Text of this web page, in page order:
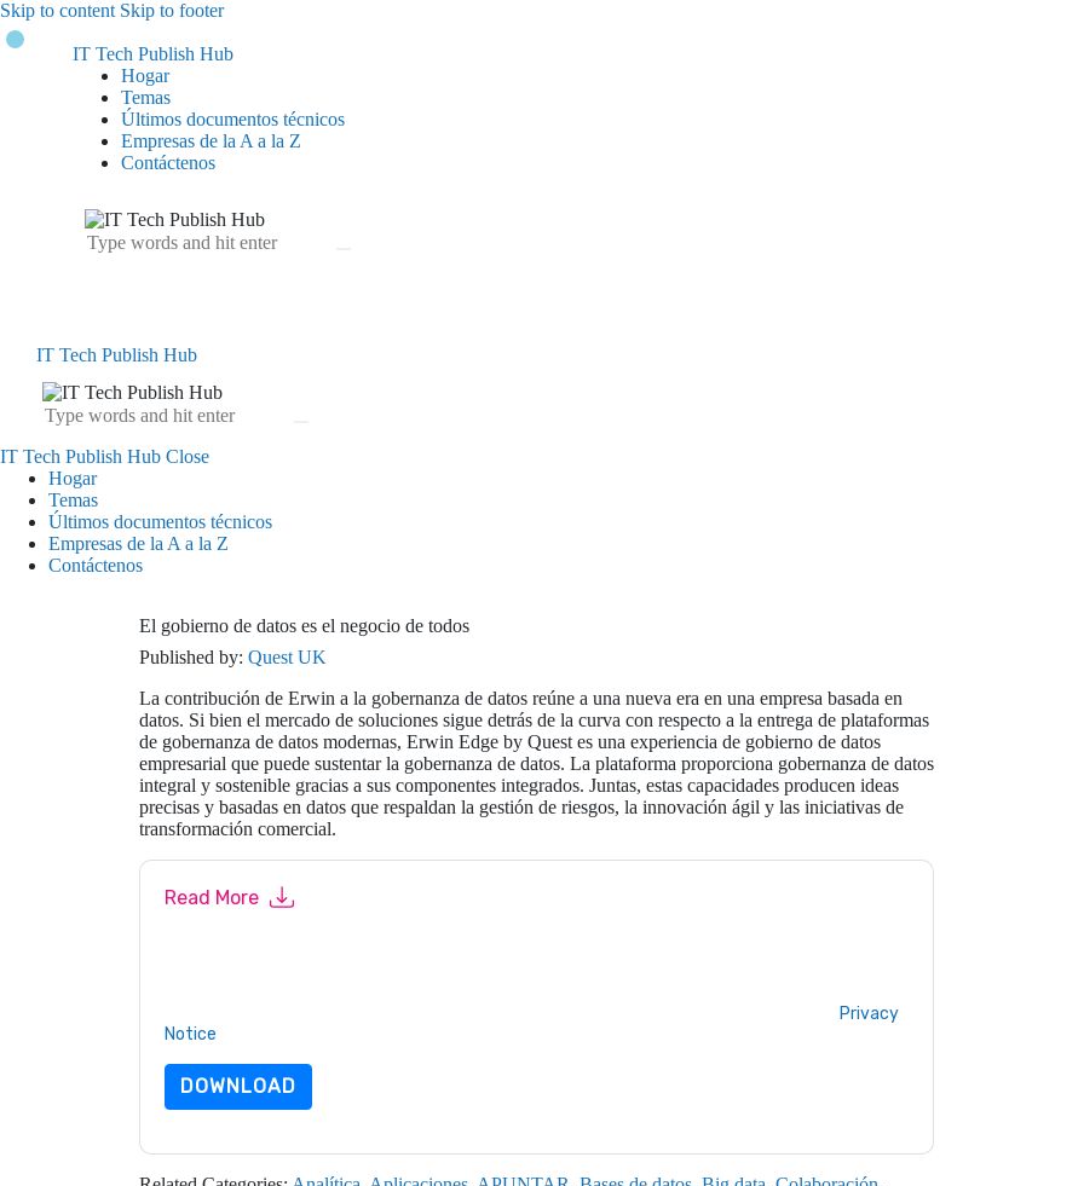
Skip to content Skip to footer
IT Tech Publish Hub
Hogar
Temas
Últimos documentos técnicos
Empresas de la A a la Z
Contáctenos
IT Tech Publish Hub
IT Tech Publish Hub Close
Hogar
Temas
Últimos documentos técnicos
Empresas de la A a la Z
Contáctenos
El gobierno de datos es el negocio de todos
Published by: Quest UK
La contribución de Erwin a la gobernanza de datos reúne a una nueva era en una empresa basada en
datos. Si bien el mercado de soluciones sigue detrás de la curva con respecto a la entrega de plataformas
de gobernanza de datos modernas, Erwin Edge by Quest es una experiencia de gobierno de datos
empresarial que puede sustentar la gobernanza de datos. La plataforma proporciona gobernanza de datos
integral y sostenible gracias a sus componentes integrados. Juntas, estas capacidades producen ideas
precisas y basadas en datos que respaldan la gestión de riesgos, la innovación ágil y las iniciativas de
transformación comercial.
Read More
Privacy
Notice
DOWNLOAD